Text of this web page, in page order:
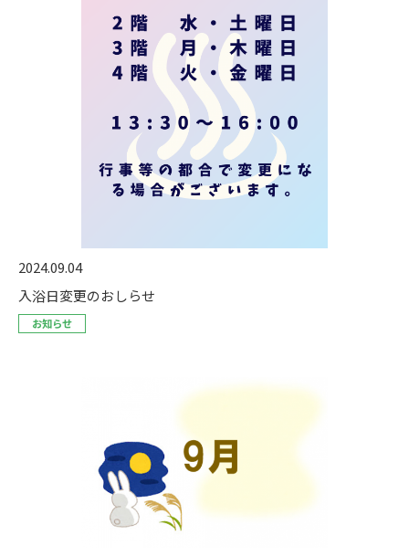
2024.09.04
入浴日変更のおしらせ
お知らせ